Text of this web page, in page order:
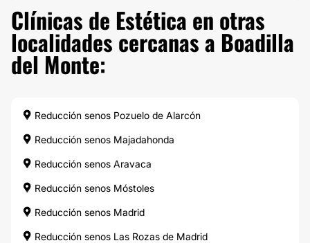
Clínicas de Estética en otras
localidades cercanas a Boadilla
del Monte:
Reducción senos Pozuelo de Alarcón
Reducción senos Majadahonda
Reducción senos Aravaca
Reducción senos Móstoles
Reducción senos Madrid
Reducción senos Las Rozas de Madrid